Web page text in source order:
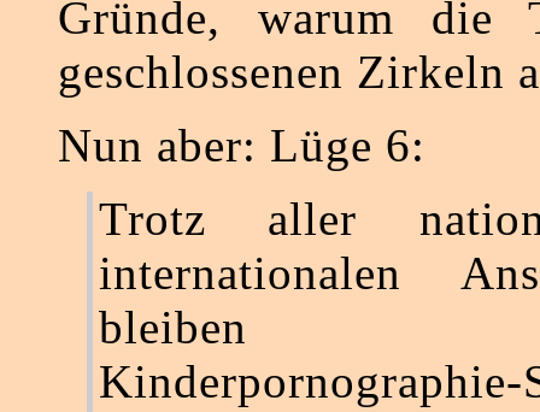
Gründe, warum die
geschlossenen Zirkeln
Nun aber: Lüge 6:
Trotz aller
internationalen
bleiben